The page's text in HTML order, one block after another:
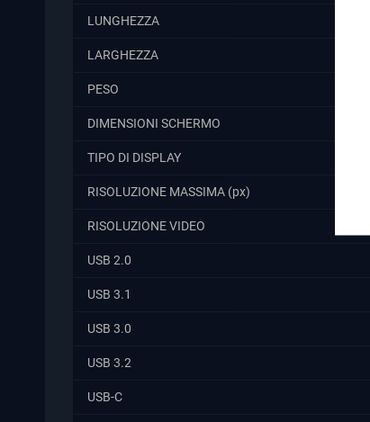
LUNGHEZZA
LARGHEZZA
PESO
DIMENSIONI SCHERMO
TIPO DI DISPLAY
RISOLUZIONE MASSIMA (px)
RISOLUZIONE VIDEO
USB 2.0
USB 3.1
USB 3.0
USB 3.2
USB-C